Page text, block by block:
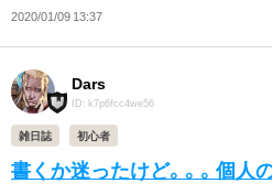
2020/01/09 13:37
Dars
ID: k7p6fcc4we56
雑日誌 初心者
書くか迷ったけど。。。個人